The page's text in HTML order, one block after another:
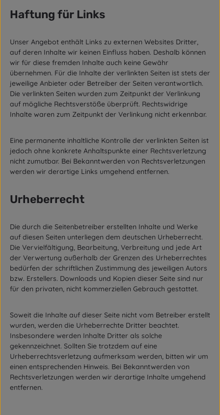
Haftung für Links
Unser Angebot enthält Links zu externen Websites Dritter,
auf deren Inhalte wir keinen Einfluss haben. Deshalb können
wir für diese fremden Inhalte auch keine Gewähr
übernehmen. Für die Inhalte der verlinkten Seiten ist stets der
jeweilige Anbieter oder Betreiber der Seiten verantwortlich.
Die verlinkten Seiten wurden zum Zeitpunkt der Verlinkung
auf mögliche Rechtsverstöße überprüft. Rechtswidrige
Inhalte waren zum Zeitpunkt der Verlinkung nicht erkennbar.
Eine permanente inhaltliche Kontrolle der verlinkten Seiten ist
jedoch ohne konkrete Anhaltspunkte einer Rechtsverletzung
nicht zumutbar. Bei Bekanntwerden von Rechtsverletzungen
werden wir derartige Links umgehend entfernen.
Urheberrecht
Die durch die Seitenbetreiber erstellten Inhalte und Werke
auf diesen Seiten unterliegen dem deutschen Urheberrecht.
Die Vervielfältigung, Bearbeitung, Verbreitung und jede Art
der Verwertung außerhalb der Grenzen des Urheberrechtes
bedürfen der schriftlichen Zustimmung des jeweiligen Autors
bzw. Erstellers. Downloads und Kopien dieser Seite sind nur
für den privaten, nicht kommerziellen Gebrauch gestattet.
Soweit die Inhalte auf dieser Seite nicht vom Betreiber erstellt
wurden, werden die Urheberrechte Dritter beachtet.
Insbesondere werden Inhalte Dritter als solche
gekennzeichnet. Sollten Sie trotzdem auf eine
Urheberrechtsverletzung aufmerksam werden, bitten wir um
einen entsprechenden Hinweis. Bei Bekanntwerden von
Rechtsverletzungen werden wir derartige Inhalte umgehend
entfernen.